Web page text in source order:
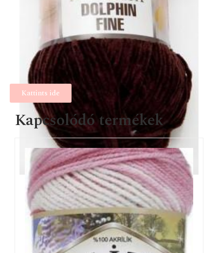
Kattints ide
Kapcsolódó termékek